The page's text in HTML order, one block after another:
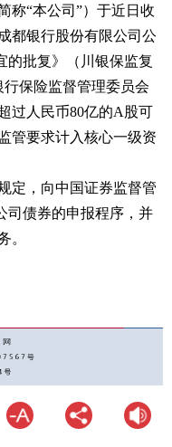
“本公司”）于近日收
都银行股份有限公司公
的批复》（川银保监复
行保险监督管理委员会
过人民币80亿的A股可
管要求计入核心一级资
，向中国证券监督管
司债券的申报程序，并
。